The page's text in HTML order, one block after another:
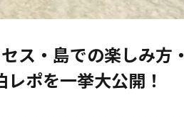
ス・島での楽しみ方・
ポを一挙大公開！